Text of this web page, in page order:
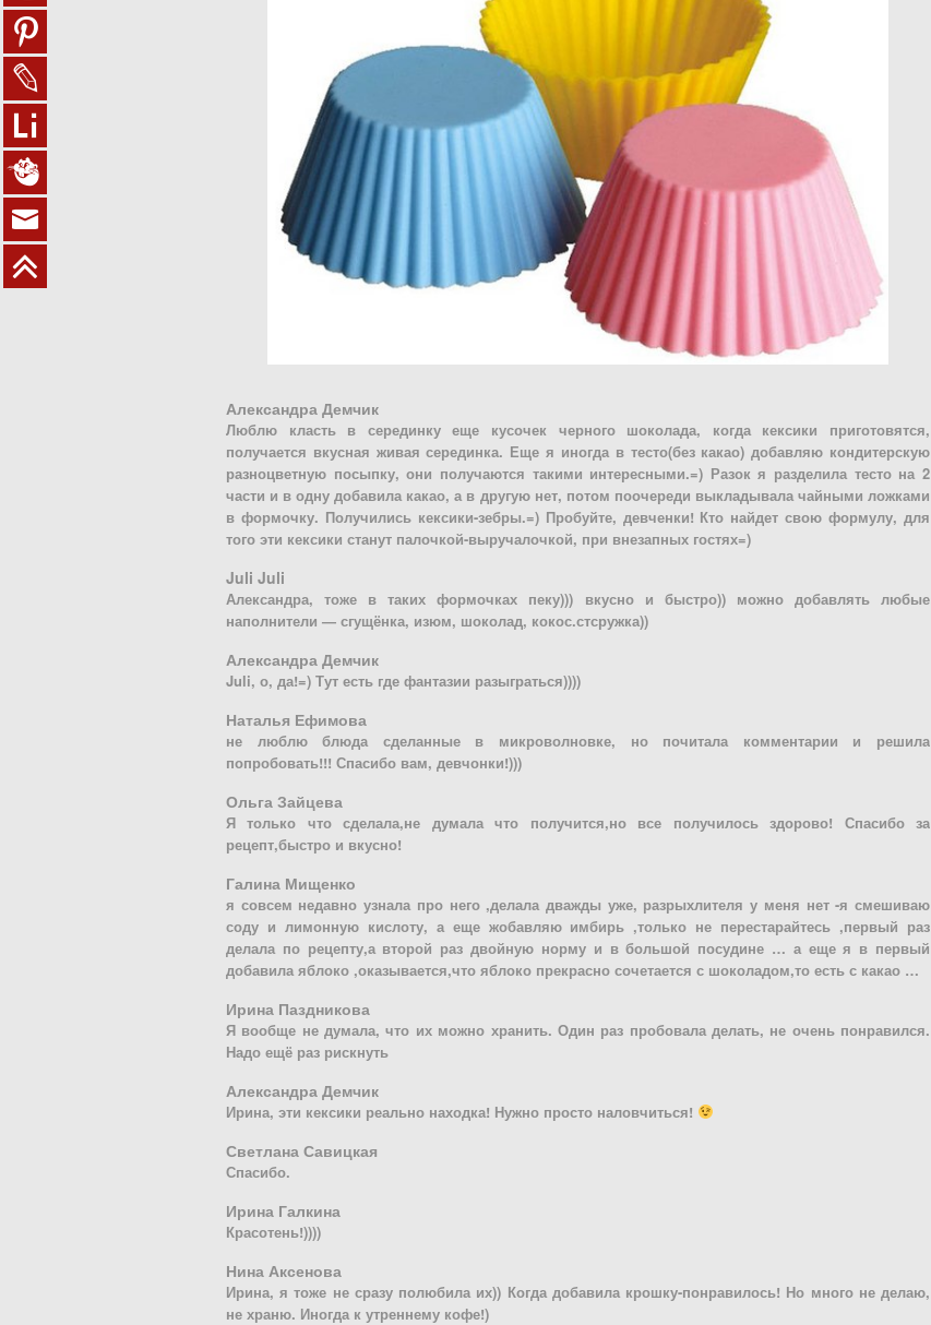
Александра Демчик
Люблю класть в серединку еще кусочек черного шоколада, когда кексики приготовятся,
получается вкусная живая серединка. Еще я иногда в тесто(без какао) добавляю кондитерскую
разноцветную посыпку, они получаются такими интересными.=) Разок я разделила тесто на 2
части и в одну добавила какао, а в другую нет, потом поочереди выкладывала чайными ложками
в формочку. Получились кексики-зебры.=) Пробуйте, девченки! Кто найдет свою формулу, для
того эти кексики станут палочкой-выручалочкой, при внезапных гостях=)
Juli Juli
Александра, тоже в таких формочках пеку))) вкусно и быстро)) можно добавлять любые
наполнители — сгущёнка, изюм, шоколад, кокос.стсружка))
Александра Демчик
Juli, о, да!=) Тут есть где фантазии разыграться))))
Наталья Ефимова
не люблю блюда сделанные в микроволновке, но почитала комментарии и решила
попробовать!!! Спасибо вам, девчонки!)))
Ольга Зайцева
Я только что сделала,не думала что получится,но все получилось здорово! Спасибо за
рецепт,быстро и вкусно!
Галина Мищенко
я совсем недавно узнала про него ,делала дважды уже, разрыхлителя у меня нет -я смешиваю
соду и лимонную кислоту, а еще жобавляю имбирь ,только не перестарайтесь ,первый раз
делала по рецепту,а второй раз двойную норму и в большой посудине … а еще я в первый
добавила яблоко ,оказывается,что яблоко прекрасно сочетается с шоколадом,то есть с какао …
Ирина Паздникова
Я вообще не думала, что их можно хранить. Один раз пробовала делать, не очень понравился.
Надо ещё раз рискнуть
Александра Демчик
Ирина, эти кексики реально находка! Нужно просто наловчиться!
Светлана Савицкая
Спасибо.
Ирина Галкина
Красотень!))))
Нина Аксенова
Ирина, я тоже не сразу полюбила их)) Когда добавила крошку-понравилось! Но много не делаю,
не храню. Иногда к утреннему кофе!)